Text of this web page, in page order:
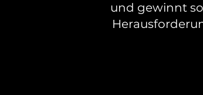
und gewinnt